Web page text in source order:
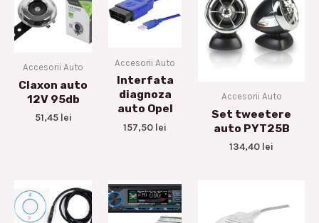
Accesorii Auto
Claxon auto
12V 95db
51,45 lei
Accesorii Auto
Interfata
diagnoza
auto Opel
157,50 lei
Accesorii Auto
Set tweetere
auto PYT25B
134,40 lei